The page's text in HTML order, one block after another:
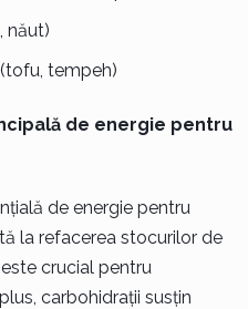
năut)
tempeh)
de energie pentru
de energie pentru
la refacerea stocurilor de
crucial pentru
carbohidrații susțin